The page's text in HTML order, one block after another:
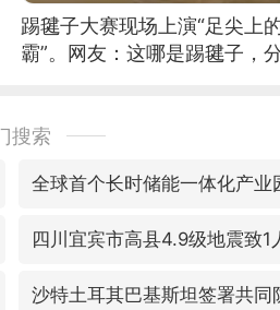
踢毽子大赛现场上演“足尖上
霸”。网友：这哪是踢毽子，
搜索
全球首个长时储能一体化产业
四川宜宾市高县4.9级地震致1
沙特土耳其巴基斯坦签署共同